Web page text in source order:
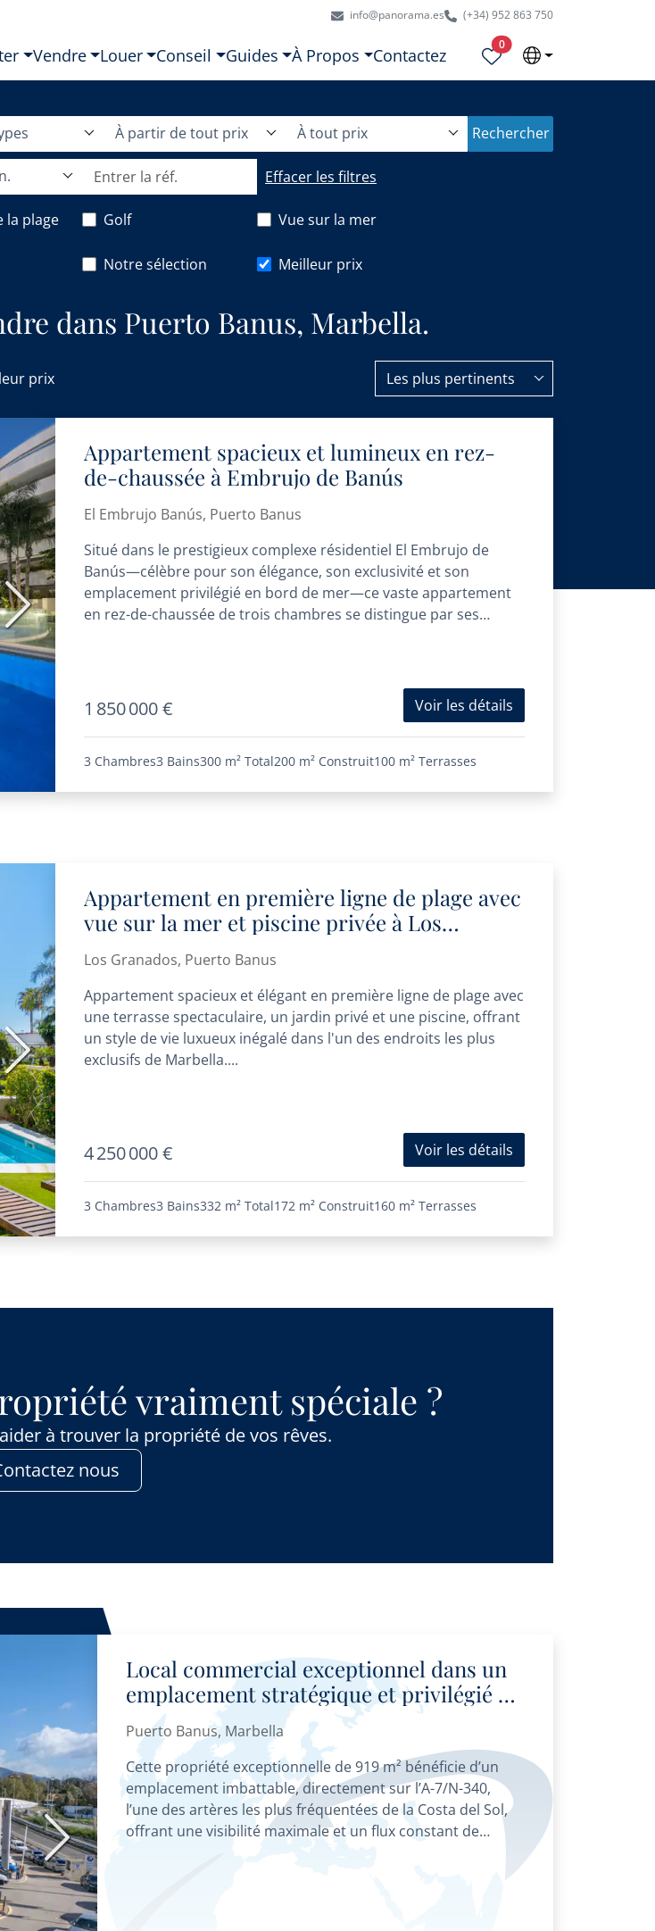
info@panorama.es (+34) 952 863 750
Vendre Louer Conseil Guides À Propos Contactez
0Propriétés sélectionnées
À partir de tout prix À tout prix Rechercher
Effacer les filtres
la plage Golf Vue sur la mer
Notre sélection Meilleur prix
dans Puerto Banus, Marbella.
prix Les plus pertinents
Suivant
Appartement spacieux et lumineux en rez-
de-chaussée à Embrujo de Banús
El Embrujo Banús, Puerto Banus
Situé dans le prestigieux complexe résidentiel El Embrujo de
Banús—célèbre pour son élégance, son exclusivité et son
emplacement privilégié en bord de mer—ce vaste appartement
en rez-de-chaussée de trois chambres se distingue par ses
1 850 000 € Voir les détails
3 Chambres3 Bains300 m² Total200 m² Construit100 m² Terrasses
Suivant
Appartement en première ligne de plage avec
vue sur la mer et piscine privée à Los
Granados II
Los Granados, Puerto Banus
Appartement spacieux et élégant en première ligne de plage avec
une terrasse spectaculaire, un jardin privé et une piscine, offrant
un style de vie luxueux inégalé dans l'un des endroits les plus
exclusifs de Marbella....
4 250 000 € Voir les détails
3 Chambres3 Bains332 m² Total172 m² Construit160 m² Terrasses
vraiment spéciale ?
à trouver la propriété de vos rêves.
nous
Suivant
Local commercial exceptionnel dans un
emplacement stratégique et privilégié au
Centre d’Affaires Puerta de Banús
Puerto Banus, Marbella
Cette propriété exceptionnelle de 919 m² bénéficie d’un
emplacement imbattable, directement sur l’A-7/N-340,
l’une des artères les plus fréquentées de la Costa del Sol,
offrant une visibilité maximale et un flux constant de